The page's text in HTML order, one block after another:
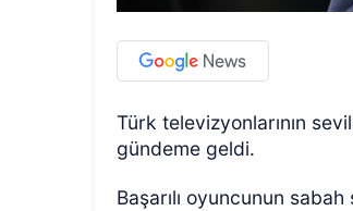
Türk televizyonlarının
gündeme geldi.
Başarılı oyuncunun